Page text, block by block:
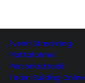
Eventi Streaming
Piattaforme
Personalizzabili
Team Building Online